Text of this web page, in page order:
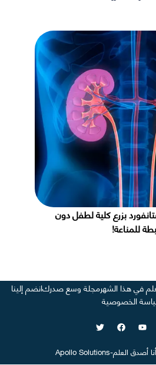
بزرع كلية لطفل دون
للمناعة!
في هذا الشهرمجلة وسع صدركانضم إلينا
الخصوصية
أنا أصدق العلم-
Apollo Solutions